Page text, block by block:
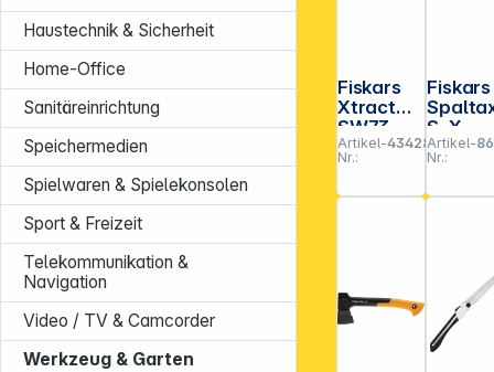
Haustechnik & Sicherheit
Home-Office
Sanitäreinrichtung
Speichermedien
Spielwaren & Spielekonsolen
Sport & Freizeit
Telekommunikation &
Navigation
Video / TV & Camcorder
Werkzeug & Garten
Fiskars
Xtract
SW73
Astsäge
Artikel-
Nr.:
434289
Fiskars
S, X-
series
X24
Artikel-
Nr.: